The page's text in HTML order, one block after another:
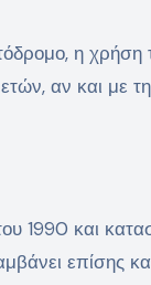
η
αν και με
1990 και
επίσης